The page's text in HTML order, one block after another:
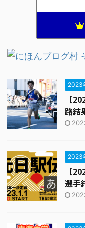
2023
【
路結
2023
【
選手